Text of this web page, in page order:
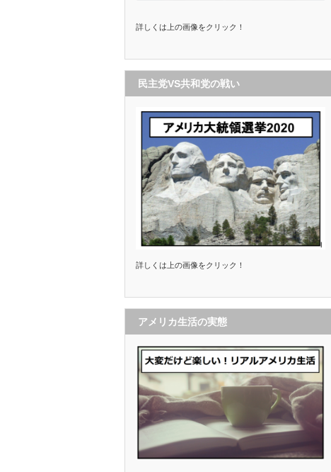
詳しくは上の画像をクリック！
民主党VS共和党の戦い
詳しくは上の画像をクリック！
アメリカ生活の実態